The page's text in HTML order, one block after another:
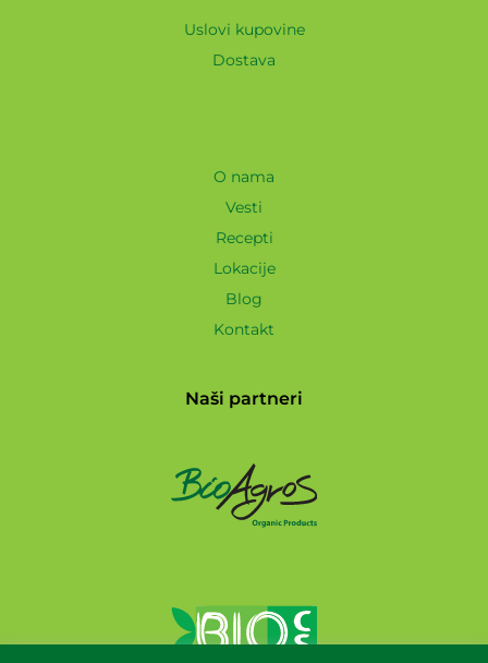
Uslovi kupovine
Dostava
O nama
Vesti
Recepti
Lokacije
Blog
Kontakt
Naši partneri